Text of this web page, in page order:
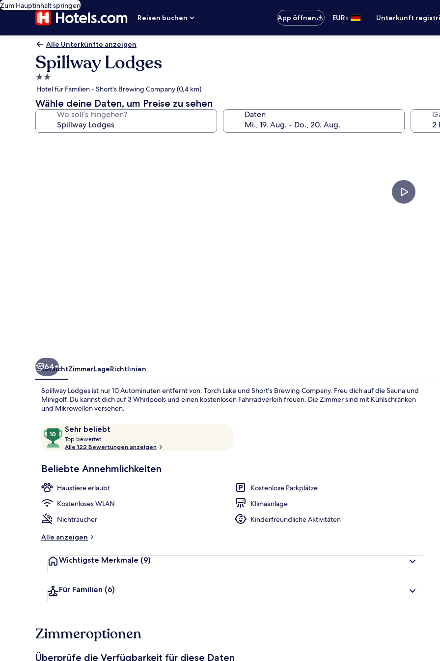
Zum Hauptinhalt springen
Reisen buchen
App öffnen EUR• Unterkunft
Alle Unterkünfte anzeigen
Spillway Lodges
2.0-
Sterne-
Unterkunft
Hotel für Familien - Short's Brewing Company (0,4 km)
Wähle deine Daten, um Preise zu sehen
Wo soll’s hingehen? Daten
64+
ÜbersichtZimmerLageRichtlinien
Spillway Lodges ist nur 10 Autominuten entfernt von: Torch Lake und Short's Brewing Company. Freu dich auf die Sauna und
Minigolf. Du kannst dich auf 3 Whirlpools und einen kostenlosen Fahrradverleih freuen. Die Zimmer sind mit Kühlschränken
und Mikrowellen versehen.
Bewertungen
Sehr beliebt
10
von
10,
beliebt
Top bewertet
o
b
w
e
r
Alle 122 Bewertungen anzeigen
Beliebte Annehmlichkeiten
Haustiere erlaubt
Kostenlose Parkplätze
Kostenloses WLAN
Klimaanlage
Nichtraucher
Kinderfreundliche Aktivitäten
Alle anzeigen
Wichtigste Merkmale (9)
Für Familien (6)
Zimmeroptionen
Überprüfe die Verfügbarkeit für diese Daten